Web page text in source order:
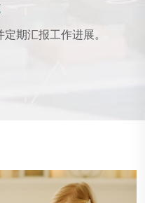
期汇报工作进展。